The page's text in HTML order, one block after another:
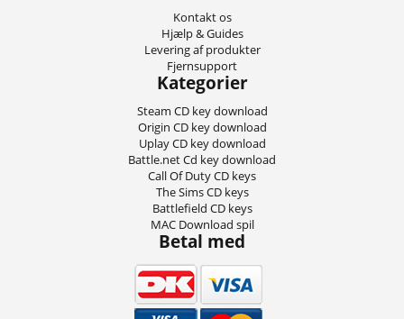
Kontakt os
Hjælp & Guides
Levering af produkter
Fjernsupport
Kategorier
Steam CD key download
Origin CD key download
Uplay CD key download
Battle.net Cd key download
Call Of Duty CD keys
The Sims CD keys
Battlefield CD keys
MAC Download spil
Betal med